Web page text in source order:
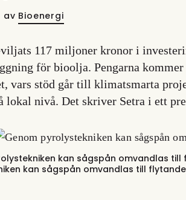
av Bioenergi
117 miljoner kronor i
för bioolja. Pengarna
vars stöd går till klimatsmarta
lokal nivå. Det skriver Setra i ett
kan sågspån omvandlas
kan sågspån omvandlas till